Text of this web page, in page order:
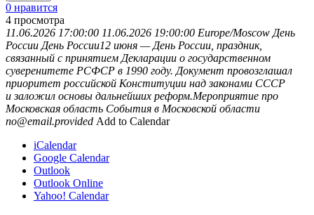
0 нравится
4 просмотра
11.06.2026 17:00:00 11.06.2026 19:00:00 Europe/Moscow День
России День России12 июня — День России, праздник,
связанный с принятием Декларации о государственном
суверенитете РСФСР в 1990 году. Документ провозглашал
приоритет российской Конституции над законами СССР
и заложил основы дальнейших реформ.Мероприятие про
Московская область События в Московской области
no@email.provided Add to Calendar
iCalendar
Google Calendar
Outlook
Outlook Online
Yahoo! Calendar